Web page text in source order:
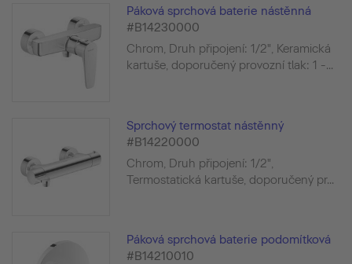
Páková sprchová baterie nástěnná
#B14230000
Chrom, Druh připojení: 1/2", Keramická
kartuše, doporučený provozní tlak: 1 -...
Sprchový termostat nástěnný
#B14220000
Chrom, Druh připojení: 1/2",
Termostatická kartuše, doporučený pr...
Páková sprchová baterie podomítková
#B14210010